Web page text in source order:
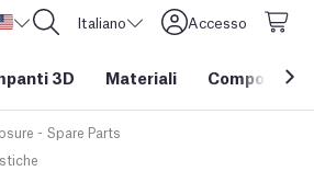
Stati Uniti d'America
CORE One L: Ora disponibile! Italiano Accesso
3D Materiali Componenti
- Spare Parts